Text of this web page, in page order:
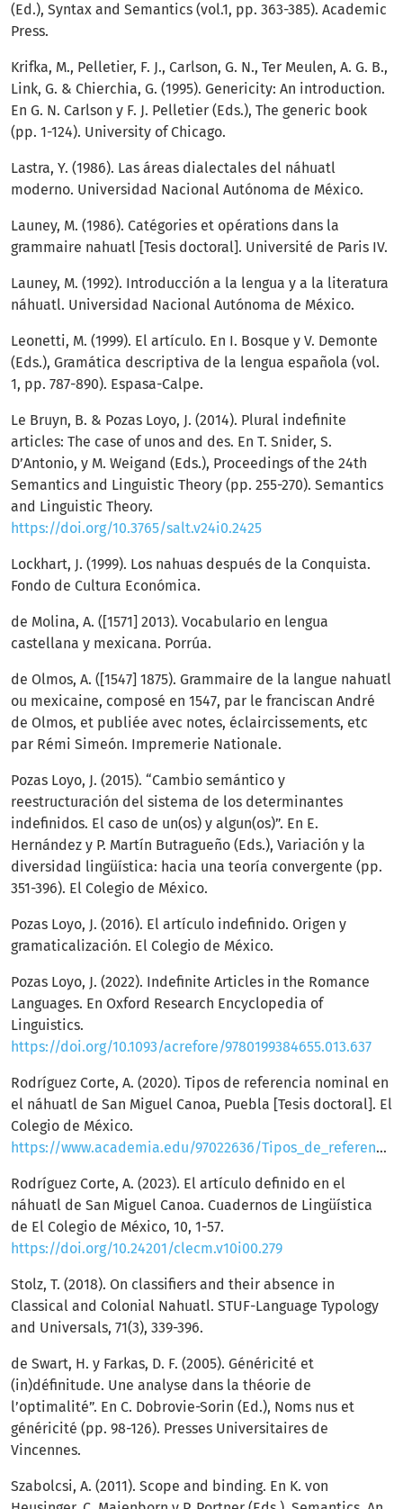
(Ed.), Syntax and Semantics (vol.1, pp. 363-385). Academic
Press.
Krifka, M., Pelletier, F. J., Carlson, G. N., Ter Meulen, A. G. B.,
Link, G. & Chierchia, G. (1995). Genericity: An introduction.
En G. N. Carlson y F. J. Pelletier (Eds.), The generic book
(pp. 1-124). University of Chicago.
Lastra, Y. (1986). Las áreas dialectales del náhuatl
moderno. Universidad Nacional Autónoma de México.
Launey, M. (1986). Catégories et opérations dans la
grammaire nahuatl [Tesis doctoral]. Université de Paris IV.
Launey, M. (1992). Introducción a la lengua y a la literatura
náhuatl. Universidad Nacional Autónoma de México.
Leonetti, M. (1999). El artículo. En I. Bosque y V. Demonte
(Eds.), Gramática descriptiva de la lengua española (vol.
1, pp. 787-890). Espasa-Calpe.
Le Bruyn, B. & Pozas Loyo, J. (2014). Plural indefinite
articles: The case of unos and des. En T. Snider, S.
D’Antonio, y M. Weigand (Eds.), Proceedings of the 24th
Semantics and Linguistic Theory (pp. 255-270). Semantics
and Linguistic Theory.
https://doi.org/10.3765/salt.v24i0.2425
Lockhart, J. (1999). Los nahuas después de la Conquista.
Fondo de Cultura Económica.
de Molina, A. ([1571] 2013). Vocabulario en lengua
castellana y mexicana. Porrúa.
de Olmos, A. ([1547] 1875). Grammaire de la langue nahuatl
ou mexicaine, composé en 1547, par le franciscan André
de Olmos, et publiée avec notes, éclaircissements, etc
par Rémi Simeón. Impremerie Nationale.
Pozas Loyo, J. (2015). “Cambio semántico y
reestructuración del sistema de los determinantes
indefinidos. El caso de un(os) y algun(os)”. En E.
Hernández y P. Martín Butragueño (Eds.), Variación y la
diversidad lingüística: hacia una teoría convergente (pp.
351-396). El Colegio de México.
Pozas Loyo, J. (2016). El artículo indefinido. Origen y
gramaticalización. El Colegio de México.
Pozas Loyo, J. (2022). Indefinite Articles in the Romance
Languages. En Oxford Research Encyclopedia of
Linguistics.
https://doi.org/10.1093/acrefore/9780199384655.013.637
Rodríguez Corte, A. (2020). Tipos de referencia nominal en
el náhuatl de San Miguel Canoa, Puebla [Tesis doctoral]. El
Colegio de México.
https://www.academia.edu/97022636/Tipos_de_referencia_nominal_en_el_n%C3%A1huatl_de_San_Miguel_Canoa_Puebla
Rodríguez Corte, A. (2023). El artículo definido en el
náhuatl de San Miguel Canoa. Cuadernos de Lingüística
de El Colegio de México, 10, 1-57.
https://doi.org/10.24201/clecm.v10i00.279
Stolz, T. (2018). On classifiers and their absence in
Classical and Colonial Nahuatl. STUF-Language Typology
and Universals, 71(3), 339-396.
de Swart, H. y Farkas, D. F. (2005). Généricité et
(in)définitude. Une analyse dans la théorie de
l’optimalité”. En C. Dobrovie-Sorin (Ed.), Noms nus et
généricité (pp. 98-126). Presses Universitaires de
Vincennes.
Szabolcsi, A. (2011). Scope and binding. En K. von